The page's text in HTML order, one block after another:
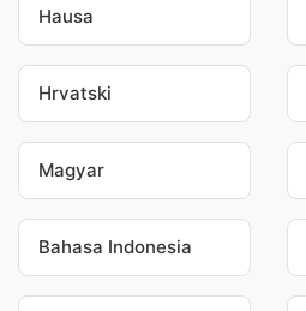
Hausa
Hrvatski
Magyar
Bahasa Indonesia